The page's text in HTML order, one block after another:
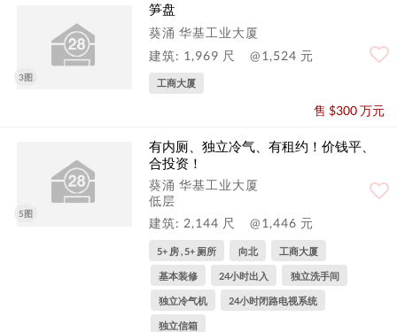
3图
笋盘
葵涌 华基工业大厦
建筑: 1,969 尺
@1,524 元
工商大厦
售 $300 万元
5图
有内厕、独立冷气、有租约！价钱平、
合投资！
葵涌 华基工业大厦
低层
建筑: 2,144 尺
@1,446 元
5+ 房 , 5+ 厕所 向北 工商大厦
基本装修 24小时出入 独立洗手间
独立冷气机 24小时闭路电视系统
独立信箱